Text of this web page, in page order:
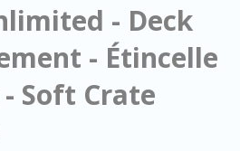
- Deck
- Étincelle
Soft Crate